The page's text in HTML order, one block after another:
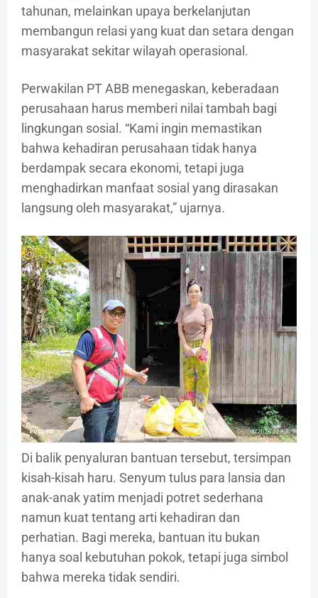
tahunan, melainkan upaya berkelanjutan
membangun relasi yang kuat dan setara dengan
masyarakat sekitar wilayah operasional.
Perwakilan PT ABB menegaskan, keberadaan
perusahaan harus memberi nilai tambah bagi
lingkungan sosial. “Kami ingin memastikan
bahwa kehadiran perusahaan tidak hanya
berdampak secara ekonomi, tetapi juga
menghadirkan manfaat sosial yang dirasakan
langsung oleh masyarakat,” ujarnya.
Di balik penyaluran bantuan tersebut, tersimpan
kisah-kisah haru. Senyum tulus para lansia dan
anak-anak yatim menjadi potret sederhana
namun kuat tentang arti kehadiran dan
perhatian. Bagi mereka, bantuan itu bukan
hanya soal kebutuhan pokok, tetapi juga simbol
bahwa mereka tidak sendiri.